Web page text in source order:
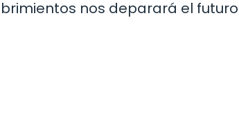
nos deparará el futuro